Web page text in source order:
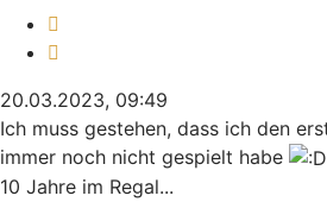
20.03.2023, 09:49
Ich muss gestehen, dass ich den
immer noch nicht gespielt habe
10 Jahre im Regal...